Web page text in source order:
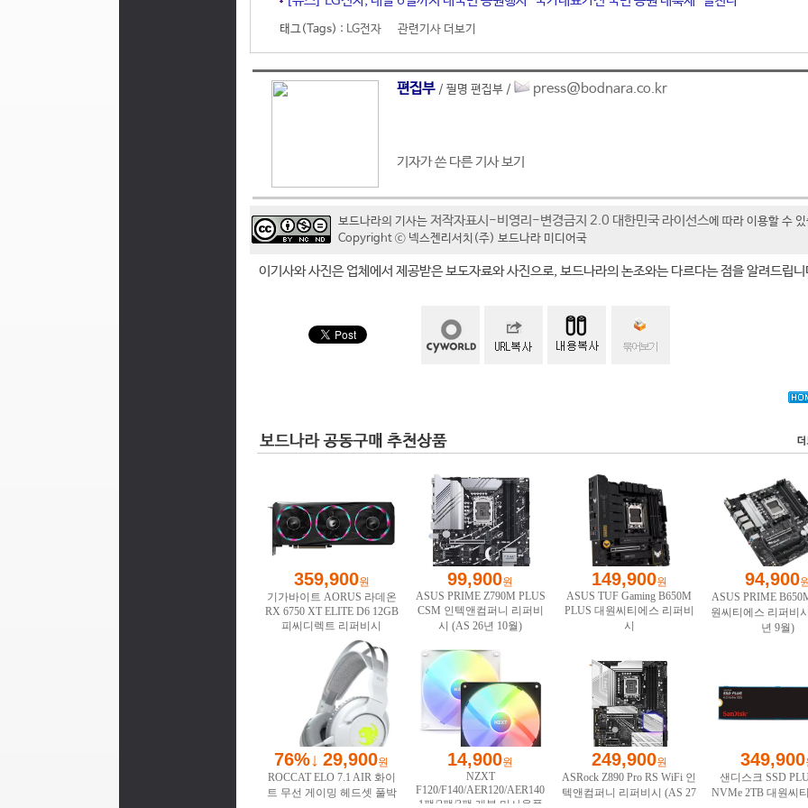
태그(Tags) : LG전자 관련기사 더보기
편집부 / 필명 편집부 / press@bodnara.co.kr
기자가 쓴 다른 기사 보기
보드나라의 기사는 저작자표시-비영리-변경금지 2.0 대한민국 라이선스에 따라 이용할 수
Copyright ⓒ 넥스젠리서치(주) 보드나라 미디어국
이기사와 사진은 업체에서 제공받은 보도자료와 사진으로, 보드나라의 논조와는 다르다는 점을 알려드립니